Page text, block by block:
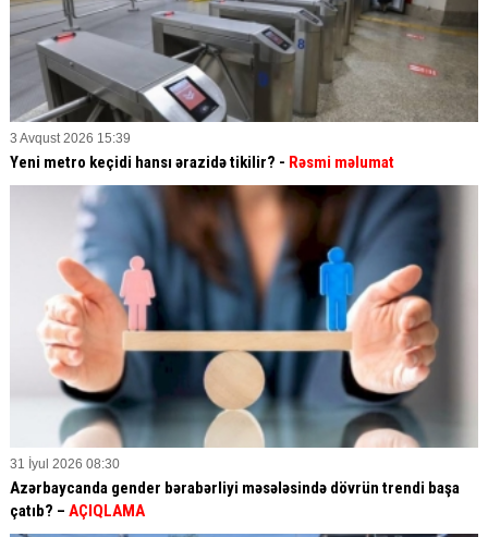
3 Avqust 2026 15:39
Yeni metro keçidi hansı ərazidə tikilir? - Rəsmi məlumat
31 İyul 2026 08:30
Azərbaycanda gender bərabərliyi məsələsində dövrün trendi başa
çatıb? – AÇIQLAMA